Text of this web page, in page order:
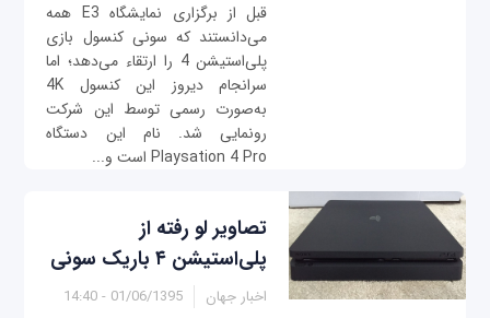
قبل از برگزاری نمایشگاه E3 همه
می‌دانستند که سونی کنسول بازی
پلی‌استیشن 4 را ارتقاء می‌دهد؛ اما
سرانجام دیروز این کنسول 4K
به‌صورت رسمی توسط این شرکت
رونمایی شد. نام این دستگاه
Playsation 4 Pro است و...
تصاویر لو رفته از
پلی‌استیشن ۴ باریک سونی
اخبار جهان 01/06/1395 - 14:40